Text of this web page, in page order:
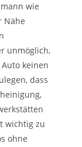
wie
Nähe
unmöglich,
keinen
dass
wichtig zu
ohne